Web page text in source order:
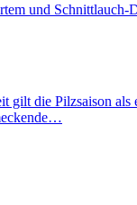
und Schnittlauch-
gilt die Pilzsaison als